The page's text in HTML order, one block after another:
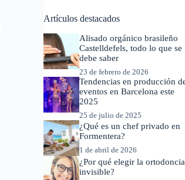
Artículos destacados
Alisado orgánico brasileño
Castelldefels, todo lo que se
debe saber
23 de febrero de 2026
Tendencias en producción
eventos en Barcelona este
2025
25 de julio de 2025
¿Qué es un chef privado en
Formentera?
1 de abril de 2026
¿Por qué elegir la ortodoncia
invisible?